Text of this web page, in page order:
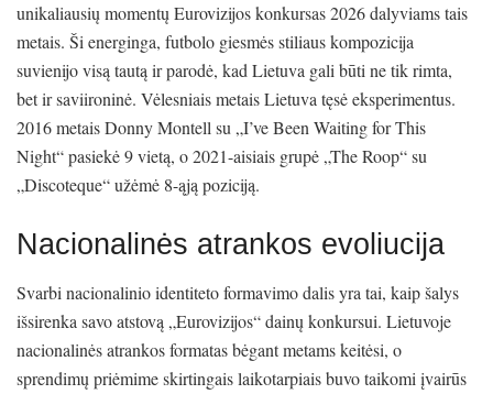
unikaliausių momentų Eurovizijos konkursas 2026 dalyviams tais
metais. Ši energinga, futbolo giesmės stiliaus kompozicija
suvienijo visą tautą ir parodė, kad Lietuva gali būti ne tik rimta,
bet ir saviironinė. Vėlesniais metais Lietuva tęsė eksperimentus.
2016 metais Donny Montell su „I’ve Been Waiting for This
Night“ pasiekė 9 vietą, o 2021-aisiais grupė „The Roop“ su
„Discoteque“ užėmė 8-ąją poziciją.
Nacionalinės atrankos evoliucija
Svarbi nacionalinio identiteto formavimo dalis yra tai, kaip šalys
išsirenka savo atstovą „Eurovizijos“ dainų konkursui. Lietuvoje
nacionalinės atrankos formatas bėgant metams keitėsi, o
sprendimų priėmime skirtingais laikotarpiais buvo taikomi įvairūs